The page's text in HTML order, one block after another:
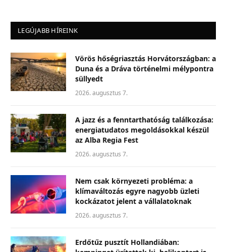
LEGÚJABB HÍREINK
Vörös hőségriasztás Horvátországban: a
Duna és a Dráva történelmi mélypontra
süllyedt
2026. augusztus 7.
A jazz és a fenntarthatóság találkozása:
energiatudatos megoldásokkal készül
az Alba Regia Fest
2026. augusztus 7.
Nem csak környezeti probléma: a
klímaváltozás egyre nagyobb üzleti
kockázatot jelent a vállalatoknak
2026. augusztus 7.
Erdőtűz pusztít Hollandiában: